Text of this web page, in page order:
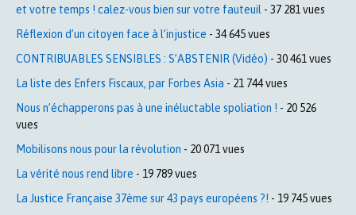
et votre temps ! calez-vous bien sur votre fauteuil - 37 281 vues
Réflexion d’un citoyen face à l’injustice - 34 645 vues
CONTRIBUABLES SENSIBLES : S’ABSTENIR (Vidéo) - 30 461 vues
La liste des Enfers Fiscaux, par Forbes Asia - 21 744 vues
Nous n’échapperons pas à une inéluctable spoliation ! - 20 526
vues
Mobilisons nous pour la révolution - 20 071 vues
La vérité nous rend libre - 19 789 vues
La Justice Française 37ème sur 43 pays européens ?! - 19 745 vues